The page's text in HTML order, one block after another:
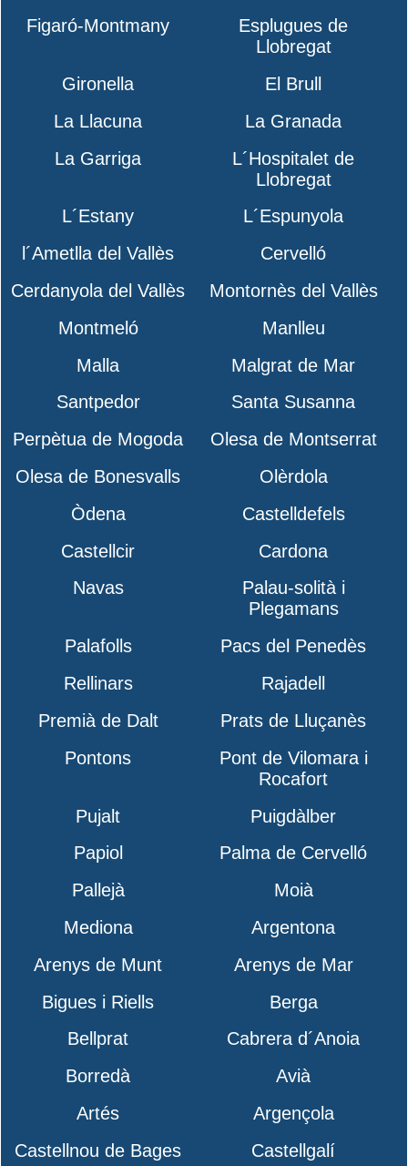
Figaró-Montmany
Esplugues de
Llobregat
Gironella
El Brull
La Llacuna
La Granada
La Garriga
L´Hospitalet de
Llobregat
L´Estany
L´Espunyola
l´Ametlla del Vallès
Cervelló
Cerdanyola del Vallès
Montornès del Vallès
Montmeló
Manlleu
Malla
Malgrat de Mar
Santpedor
Santa Susanna
Perpètua de Mogoda
Olesa de Montserrat
Olesa de Bonesvalls
Olèrdola
Òdena
Castelldefels
Castellcir
Cardona
Navas
Palau-solità i
Plegamans
Palafolls
Pacs del Penedès
Rellinars
Rajadell
Premià de Dalt
Prats de Lluçanès
Pontons
Pont de Vilomara i
Rocafort
Pujalt
Puigdàlber
Papiol
Palma de Cervelló
Pallejà
Moià
Mediona
Argentona
Arenys de Munt
Arenys de Mar
Bigues i Riells
Berga
Bellprat
Cabrera d´Anoia
Borredà
Avià
Artés
Argençola
Castellnou de Bages
Castellgalí